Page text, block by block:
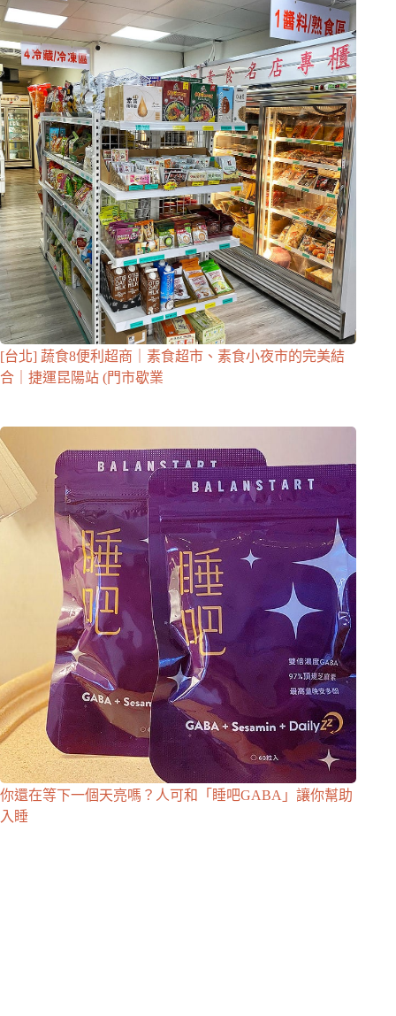
[台北] 蔬食8便利超商｜素食超市、素食小夜市的完美結
合｜捷運昆陽站 (門市歇業
你還在等下一個天亮嗎？人可和「睡吧GABA」讓你幫助
入睡